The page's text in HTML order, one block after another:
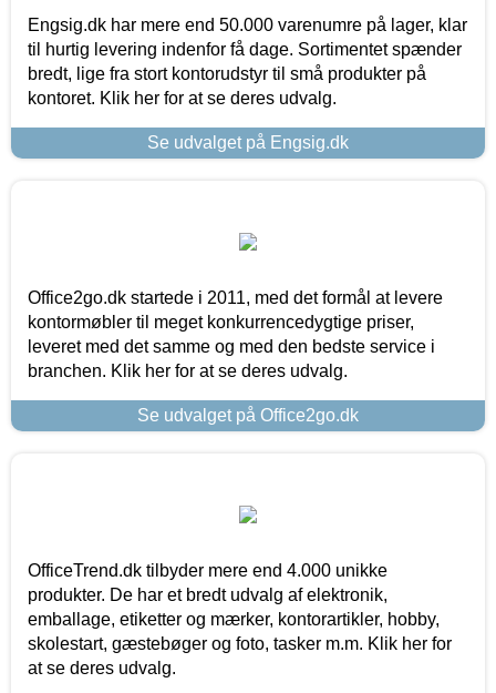
Engsig.dk har mere end 50.000 varenumre på lager, klar
til hurtig levering indenfor få dage. Sortimentet spænder
bredt, lige fra stort kontorudstyr til små produkter på
kontoret. Klik her for at se deres udvalg.
Se udvalget på Engsig.dk
Office2go.dk startede i 2011, med det formål at levere
kontormøbler til meget konkurrencedygtige priser,
leveret med det samme og med den bedste service i
branchen. Klik her for at se deres udvalg.
Se udvalget på Office2go.dk
OfficeTrend.dk tilbyder mere end 4.000 unikke
produkter. De har et bredt udvalg af elektronik,
emballage, etiketter og mærker, kontorartikler, hobby,
skolestart, gæstebøger og foto, tasker m.m. Klik her for
at se deres udvalg.